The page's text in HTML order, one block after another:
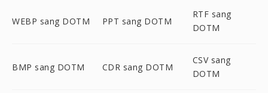
WEBP sang DOTM PPT sang DOTM
RTF sang
DOTM
BMP sang DOTM CDR sang DOTM
CSV sang
DOTM